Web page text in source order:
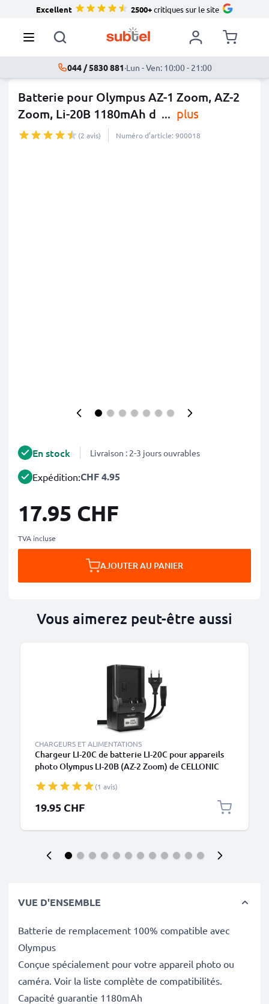
Excellent 2500+critiques sur le site
044 / 5830 881·Lun - Ven: 10:00 - 21:00
Batterie pour Olympus AZ-1 Zoom, AZ-2
Zoom, Li-20B 1180mAh d ... plus
(2 avis) Numéro d’article: 900018
En stock Livraison : 2-3 jours ouvrables
Expédition:CHF 4.95
17.95 CHF
TVA incluse
AJOUTER AU PANIER
Vous aimerez peut-être aussi
CHARGEURS ET ALIMENTATIONS
Chargeur LI-20C de batterie LI-20C pour appareils
photo Olympus LI-20B (AZ-2 Zoom) de CELLONIC
(1 avis)
19.95 CHF
VUE D'ENSEMBLE
Batterie de remplacement 100% compatible avec
Olympus
Conçue spécialement pour votre appareil photo ou
caméra. Voir la liste complète de compatibilités.
Capacité guarantie 1180mAh